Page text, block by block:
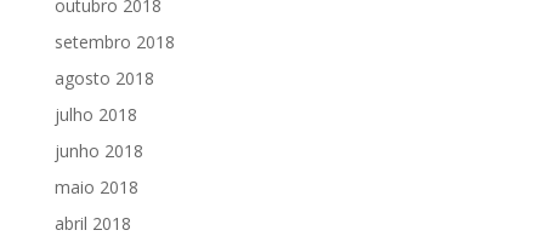
outubro 2018
setembro 2018
agosto 2018
julho 2018
junho 2018
maio 2018
abril 2018